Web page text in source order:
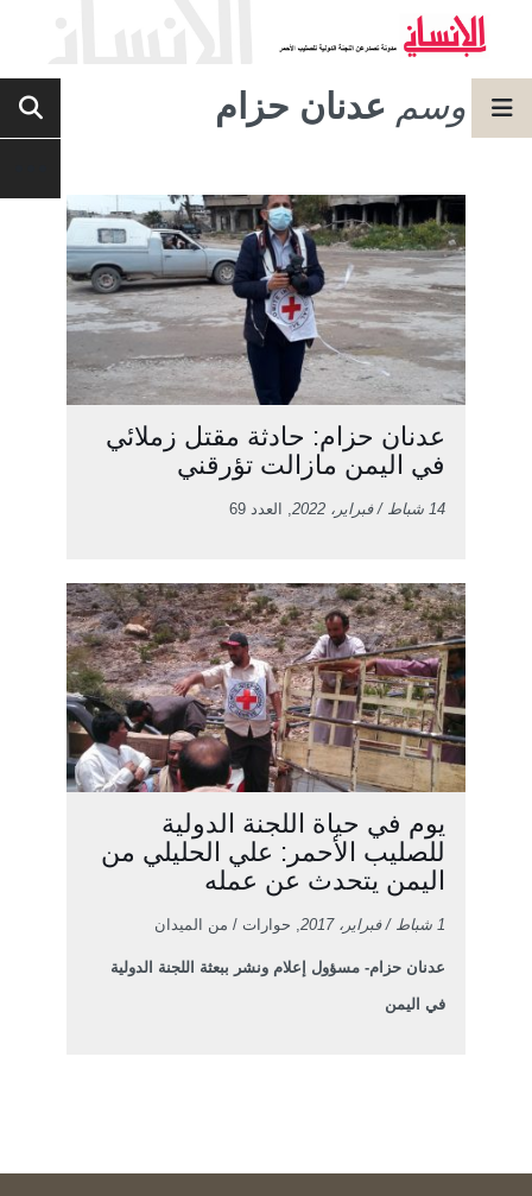
وسم عدنان حزام
عدنان حزام: حادثة مقتل زملائي
في اليمن مازالت تؤرقني
14 شباط / فبراير، 2022 , العدد 69
يوم في حياة اللجنة الدولية
للصليب الأحمر: علي الحليلي من
اليمن يتحدث عن عمله
1 شباط / فبراير، 2017 , حوارات / من الميدان
عدنان حزام- مسؤول إعلام ونشر ببعثة اللجنة الدولية
في اليمن